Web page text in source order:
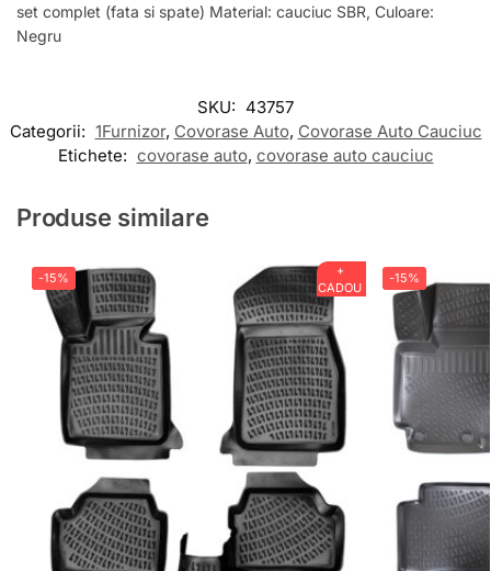
set complet (fata si spate) Material: cauciuc SBR, Culoare:
Negru
SKU: 43757
Categorii: 1Furnizor, Covorase Auto, Covorase Auto Cauciuc
Etichete: covorase auto, covorase auto cauciuc
Produse similare
+
CADOU
-15% -15%